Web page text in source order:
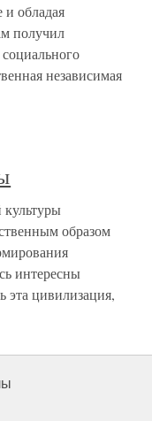
обладая
получил
независимая
образом
интересны
эта цивилизация,